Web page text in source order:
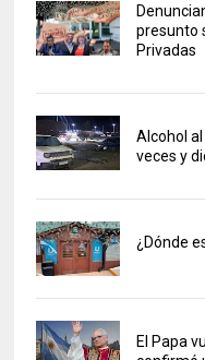
presunto
Privadas
Alcohol
veces y
¿Dónde
El Papa